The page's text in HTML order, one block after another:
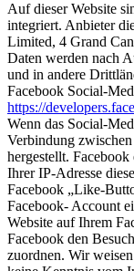
Auf dieser Website
integriert. Anbieter
Limited, 4 Grand
Daten werden nach
und in andere
Facebook Social-
https://
Wenn das Social-
Verbindung
hergestellt.
Ihrer IP-Adresse
Facebook „Like-
Facebook- Account
Website auf Ihrem
Facebook den
zuordnen. Wir